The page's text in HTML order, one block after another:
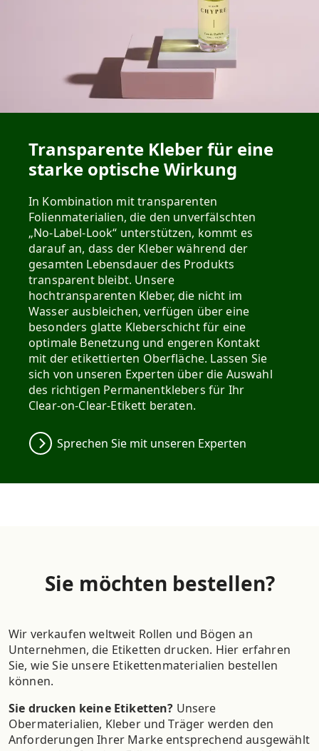
Transparente Kleber für eine
starke optische Wirkung
In Kombination mit transparenten
Folienmaterialien, die den unverfälschten
„No-Label-Look“ unterstützen, kommt es
darauf an, dass der Kleber während der
gesamten Lebensdauer des Produkts
transparent bleibt. Unsere
hochtransparenten Kleber, die nicht im
Wasser ausbleichen, verfügen über eine
besonders glatte Kleberschicht für eine
optimale Benetzung und engeren Kontakt
mit der etikettierten Oberfläche. Lassen Sie
sich von unseren Experten über die Auswahl
des richtigen Permanentklebers für Ihr
Clear-on-Clear-Etikett beraten.
Sprechen Sie mit unseren Experten
Sie möchten bestellen?
Wir verkaufen weltweit Rollen und Bögen an
Unternehmen, die Etiketten drucken. Hier erfahren
Sie, wie Sie unsere Etikettenmaterialien bestellen
können.
Sie drucken keine Etiketten? Unsere
Obermaterialien, Kleber und Träger werden den
Anforderungen Ihrer Marke entsprechend ausgewählt